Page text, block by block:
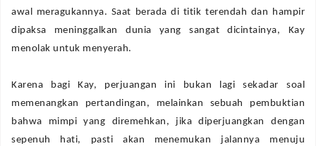
awal meragukannya. Saat berada di titik terendah dan hampir
dipaksa meninggalkan dunia yang sangat dicintainya, Kay
menolak untuk menyerah.
Karena bagi Kay, perjuangan ini bukan lagi sekadar soal
memenangkan pertandingan, melainkan sebuah pembuktian
bahwa mimpi yang diremehkan, jika diperjuangkan dengan
sepenuh hati, pasti akan menemukan jalannya menuju